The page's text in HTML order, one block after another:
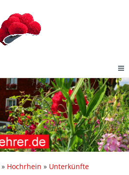
» Hochrhein » Unterkünfte